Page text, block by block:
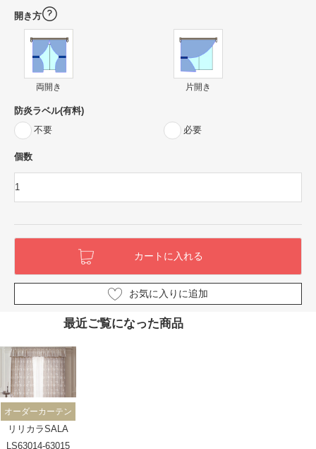
開き方
両開き 片開き
防炎ラベル(有料)
不要
必要
個数
お気に入りに追加
最近ご覧になった商品
オーダーカーテン
リリカラSALA
LS63014-63015